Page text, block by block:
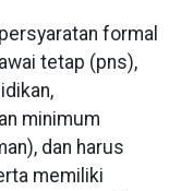
formal
tetap (pns),
minimum
dan harus
memiliki